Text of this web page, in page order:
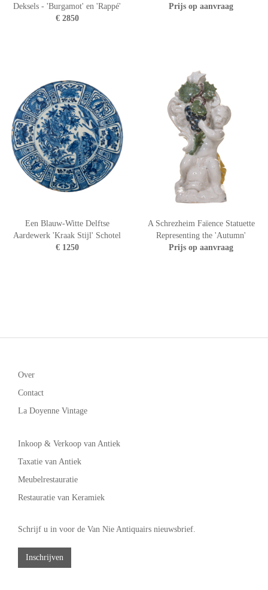
Deksels - 'Burgamot' en 'Rappé'
€ 2850
Prijs op aanvraag
Een Blauw-Witte Delftse
Aardewerk 'Kraak Stijl' Schotel
€ 1250
A Schrezheim Faïence Statuette
Representing the 'Autumn'
Prijs op aanvraag
Over
Contact
La Doyenne Vintage
Inkoop & Verkoop van Antiek
Taxatie van Antiek
Meubelrestauratie
Restauratie van Keramiek
Schrijf u in voor de Van Nie Antiquairs nieuwsbrief.
Inschrijven